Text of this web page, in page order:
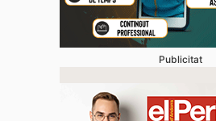
Publicitat